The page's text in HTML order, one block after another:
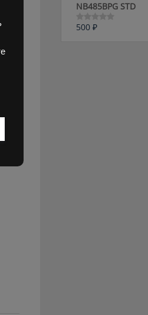
NB485BPG STD
Оценка
500 ₽